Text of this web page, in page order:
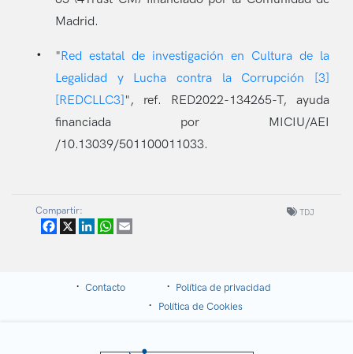
Madrid.
"Red estatal de investigación en Cultura de la
Legalidad y Lucha contra la Corrupción [3]
[REDCLLC3] ", ref. RED2022-134265-T, ayuda
financiada por MICIU/AEI
/10.13039/501100011033.
Compartir:
Facebook
X LinkedInWhatsApp
TDJ
Contacto
Política de privacidad
Política de Cookies